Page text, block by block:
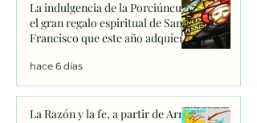
La indulgencia de la Porciúncula:
el gran regalo espiritual de San
Francisco que este año adquiere
hace 6 días
La Razón y la fe, a partir de Arrio